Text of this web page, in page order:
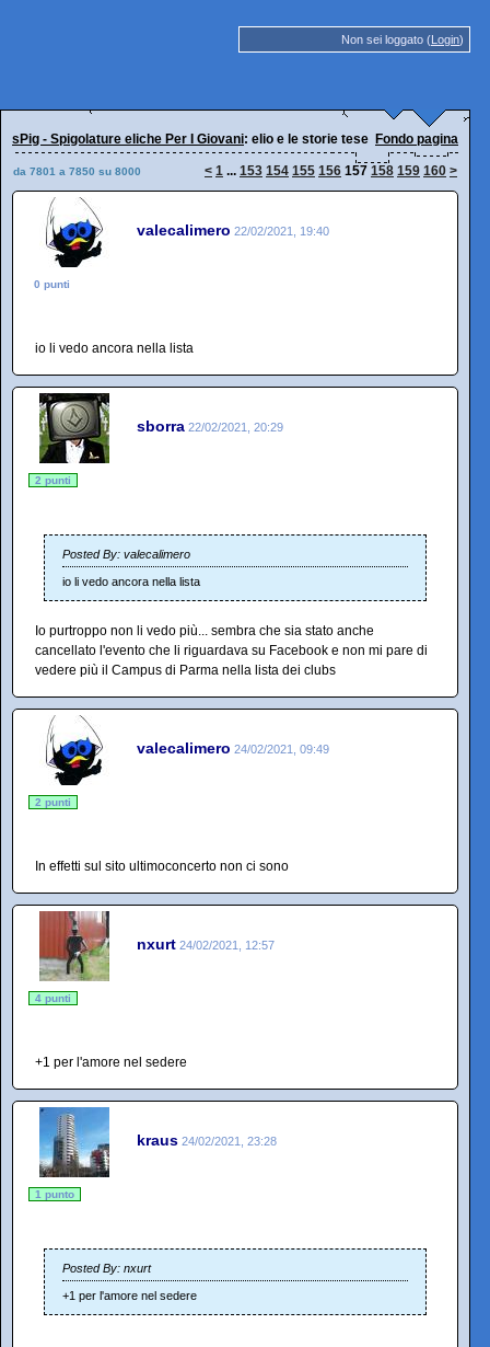
Non sei loggato (Login)
sPig - Spigolature eliche Per I Giovani: elio e le storie tese Fondo pagina
da 7801 a 7850 su 8000 < 1 ... 153 154 155 156 157 158 159 160 >
valecalimero 22/02/2021, 19:40
0 punti
io li vedo ancora nella lista
sborra 22/02/2021, 20:29
2 punti
Posted By: valecalimero
io li vedo ancora nella lista
Io purtroppo non li vedo più... sembra che sia stato anche
cancellato l'evento che li riguardava su Facebook e non mi pare di
vedere più il Campus di Parma nella lista dei clubs
valecalimero 24/02/2021, 09:49
2 punti
In effetti sul sito ultimoconcerto non ci sono
nxurt 24/02/2021, 12:57
4 punti
+1 per l'amore nel sedere
kraus 24/02/2021, 23:28
1 punto
Posted By: nxurt
+1 per l'amore nel sedere